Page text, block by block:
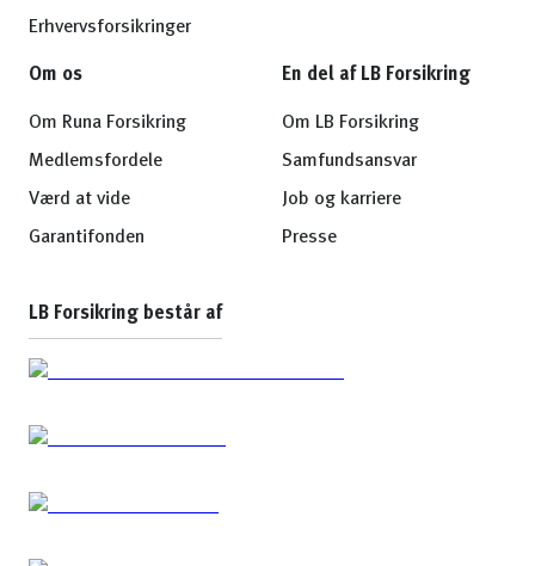
Erhvervsforsikringer
Om os
Om Runa Forsikring
Medlemsfordele
Værd at vide
Garantifonden
En del af LB Forsikring
Om LB Forsikring
Samfundsansvar
Job og karriere
Presse
LB Forsikring består af